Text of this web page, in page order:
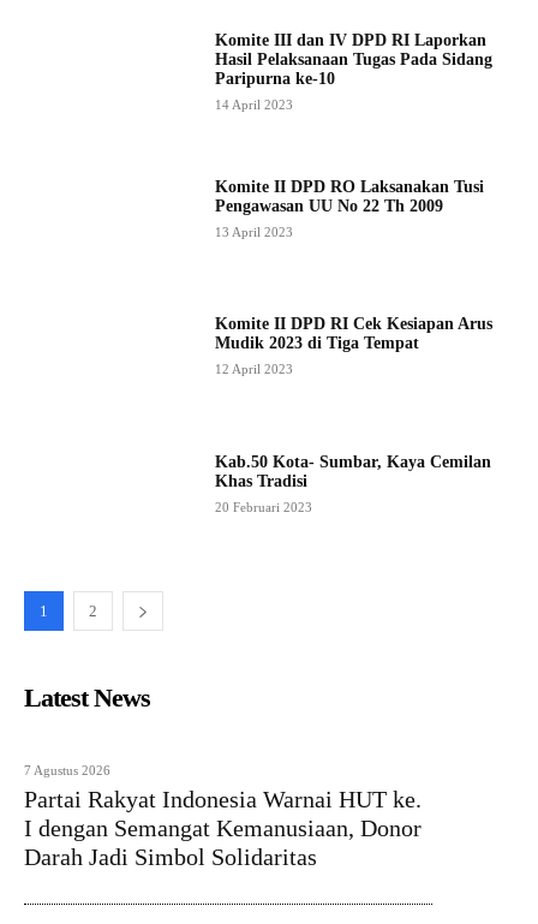
Komite III dan IV DPD RI Laporkan
Hasil Pelaksanaan Tugas Pada Sidang
Paripurna ke-10
14 April 2023
Komite II DPD RO Laksanakan Tusi
Pengawasan UU No 22 Th 2009
13 April 2023
Komite II DPD RI Cek Kesiapan Arus
Mudik 2023 di Tiga Tempat
12 April 2023
Kab.50 Kota- Sumbar, Kaya Cemilan
Khas Tradisi
20 Februari 2023
1 2
Latest News
7 Agustus 2026
Partai Rakyat Indonesia Warnai HUT ke.
I dengan Semangat Kemanusiaan, Donor
Darah Jadi Simbol Solidaritas